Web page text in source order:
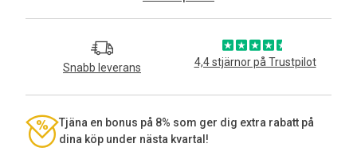
Snabb leverans 4,4 stjärnor på Trustpilot
Tjäna en bonus på 8% som ger dig extra rabatt på
dina köp under nästa kvartal!